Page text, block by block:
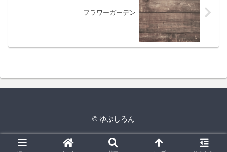
フラワーガーデン
© ゆぷしろん